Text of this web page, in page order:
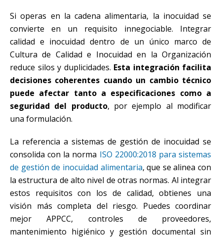
Si operas en la cadena alimentaria, la inocuidad se
convierte en un requisito innegociable. Integrar
calidad e inocuidad dentro de un único marco de
Cultura de Calidad e Inocuidad en la Organización
reduce silos y duplicidades. Esta integración facilita
decisiones coherentes cuando un cambio técnico
puede afectar tanto a especificaciones como a
seguridad del producto, por ejemplo al modificar
una formulación.
La referencia a sistemas de gestión de inocuidad se
consolida con la norma ISO 22000:2018 para sistemas
de gestión de inocuidad alimentaria, que se alinea con
la estructura de alto nivel de otras normas. Al integrar
estos requisitos con los de calidad, obtienes una
visión más completa del riesgo. Puedes coordinar
mejor APPCC, controles de proveedores,
mantenimiento higiénico y gestión documental sin